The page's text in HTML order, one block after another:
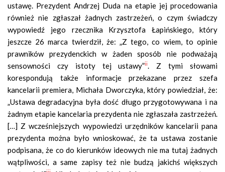
ustawę. Prezydent Andrzej Duda na etapie jej procedowania
również nie zgłaszał żadnych zastrzeżeń, o czym świadczy
wypowiedź jego rzecznika Krzysztofa Łapińskiego, który
jeszcze 26 marca twierdził, że: „Z tego, co wiem, to opinie
prawników prezydenckich w żaden sposób nie podważają
sensowności czy istoty tej ustawy”ii. Z tymi słowami
korespondują także informacje przekazane przez szefa
kancelarii premiera, Michała Dworczyka, który powiedział, że:
„Ustawa degradacyjna była dość długo przygotowywana i na
żadnym etapie kancelaria prezydenta nie zgłaszała zastrzeżeń.
[…] Z wcześniejszych wypowiedzi urzędników kancelarii pana
prezydenta można było wnioskować, że ta ustawa zostanie
podpisana, że co do kierunków ideowych nie ma tutaj żadnych
wątpliwości, a same zapisy też nie budzą jakichś większych